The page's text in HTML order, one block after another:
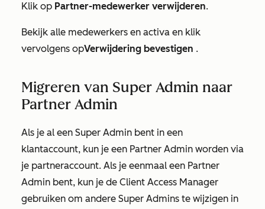
Klik op Partner-medewerker verwijderen.
Bekijk alle medewerkers en activa en klik
vervolgens opVerwijdering bevestigen .
Migreren van Super Admin naar
Partner Admin
Als je al een Super Admin bent in een
klantaccount, kun je een Partner Admin worden via
je partneraccount. Als je eenmaal een Partner
Admin bent, kun je de Client Access Manager
gebruiken om andere Super Admins te wijzigen in